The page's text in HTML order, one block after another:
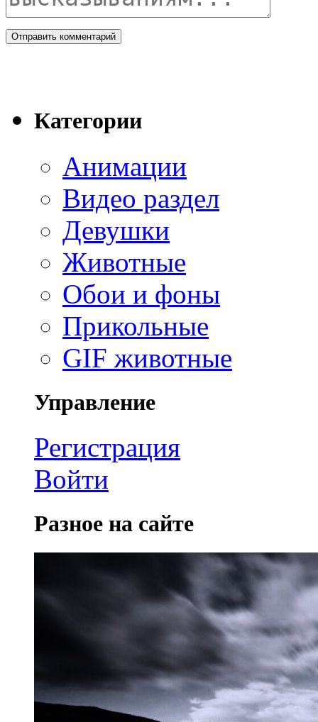
Категории
Анимации
Видео раздел
Девушки
Животные
Обои и фоны
Прикольные
GIF животные
Управление
Регистрация
Войти
Разное на сайте